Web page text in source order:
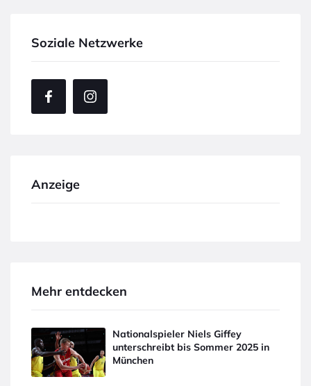
Soziale Netzwerke
Anzeige
Mehr entdecken
Nationalspieler Niels Giffey
unterschreibt bis Sommer 2025 in
München